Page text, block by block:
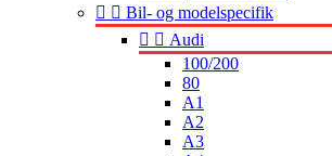
  Bil- og modelspecifik
  Audi
100/200
80
A1
A2
A3